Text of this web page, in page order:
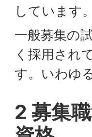
しています。
一般募集の
く採用され
す。いわゆ
2 募集